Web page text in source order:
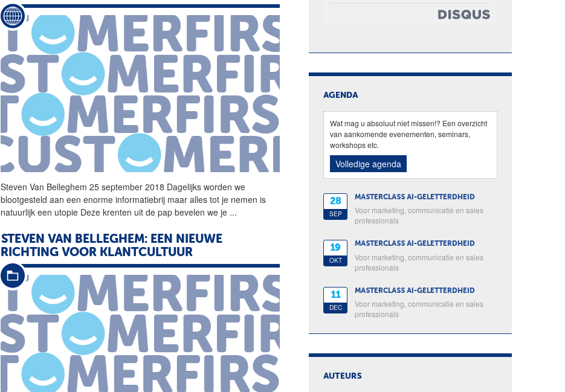
Steven Van Belleghem 25 september 2018 Dagelijks worden we
blootgesteld aan een enorme informatiebrij maar alles tot je nemen is
natuurlijk een utopie Deze krenten uit de pap bevelen we je ...
STEVEN VAN BELLEGHEM: EEN NIEUWE
RICHTING VOOR KLANTCULTUUR
AGENDA
Wat mag u absoluut niet missen!? Een overzicht
van aankomende evenementen, seminars,
workshops etc.
Volledige agenda
28
SEP
MASTERCLASS AI-GELETTERDHEID
Voor marketing, communicatie en sales
professionals
19
OKT
MASTERCLASS AI-GELETTERDHEID
Voor marketing, communicatie en sales
professionals
11
DEC
MASTERCLASS AI-GELETTERDHEID
Voor marketing, communicatie en sales
professionals
AUTEURS